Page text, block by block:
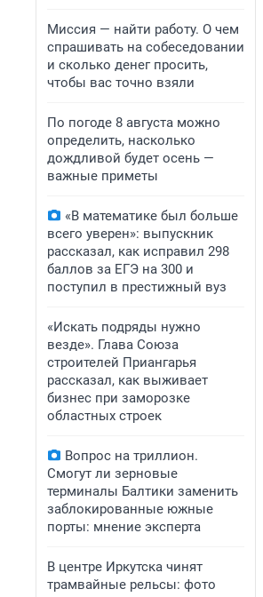
Миссия — найти работу. О чем
спрашивать на собеседовании
и сколько денег просить,
чтобы вас точно взяли
По погоде 8 августа можно
определить, насколько
дождливой будет осень —
важные приметы
«В математике был больше
всего уверен»: выпускник
рассказал, как исправил 298
баллов за ЕГЭ на 300 и
поступил в престижный вуз
«Искать подряды нужно
везде». Глава Союза
строителей Приангарья
рассказал, как выживает
бизнес при заморозке
областных строек
Вопрос на триллион.
Смогут ли зерновые
терминалы Балтики заменить
заблокированные южные
порты: мнение эксперта
В центре Иркутска чинят
трамвайные рельсы: фото